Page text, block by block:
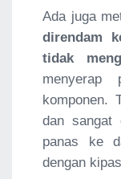
Ada juga
direndam
tidak
menyerap
komponen.
dan sangat
panas ke
dengan